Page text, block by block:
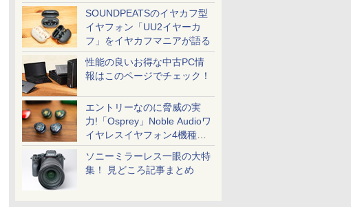
SOUNDPEATSのイヤカフ型
イヤフォン「UU2イヤーカ
フ」をイヤカフマニアが語る
性能の良いお得な中古PC情
報はこのページでチェック！
エントリーなのに脅威の実
力!「Osprey」Noble Audioワ
イヤレスイヤフォン4機種を
一気に聴く
ソニーミラーレス一眼の大特
集！ 見どころ記事まとめ